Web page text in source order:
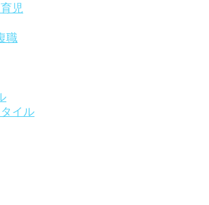
児
職
イル